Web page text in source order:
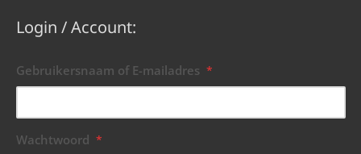
Login / Account:
Gebruikersnaam of E-mailadres *
Wachtwoord *